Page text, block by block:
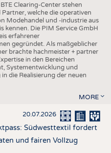
Clearing-Center stehen
welche die operativen
Modehandel und -industrie aus
kennen. Die PIM Service GmbH
erfahrener
gegründet. Als maßgeblicher
brachte hachmeister + partner
in den Bereichen
Systementwicklung und
die Realisierung der neuen
MORE
20.07.2026
Südwesttextil fordert
und fairen Vollzug